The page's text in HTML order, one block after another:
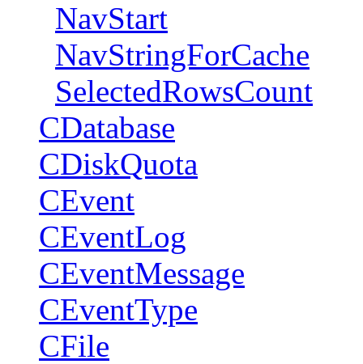
NavStart
NavStringForCache
SelectedRowsCount
CDatabase
CDiskQuota
CEvent
CEventLog
CEventMessage
CEventType
CFile